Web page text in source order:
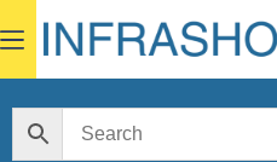
to
content